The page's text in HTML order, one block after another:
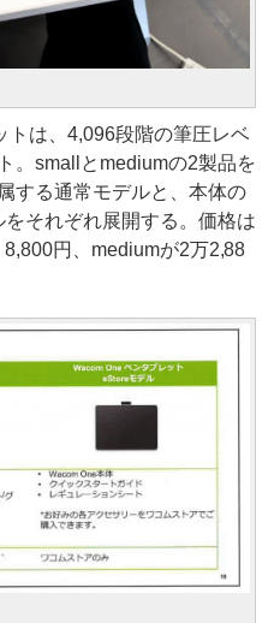
は、4,096段階の筆圧レベ
。smallとmediumの2製品を
する通常モデルと、本体の
それぞれ展開する。価格は
円、mediumが2万2,88